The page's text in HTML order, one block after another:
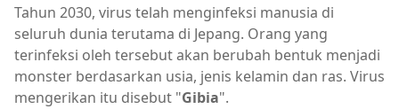
Tahun 2030, virus telah menginfeksi manusia di
seluruh dunia terutama di Jepang. Orang yang
terinfeksi oleh tersebut akan berubah bentuk menjadi
monster berdasarkan usia, jenis kelamin dan ras. Virus
mengerikan itu disebut "Gibia".